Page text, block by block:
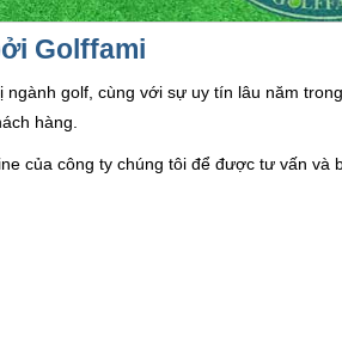
Golffami
golf, cùng với sự uy tín lâu năm
hàng.
của công ty chúng tôi để được tư vấn và